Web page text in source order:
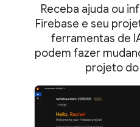
Receba ajuda ou
Firebase e seu
ferramentas de
podem fazer
projeto do